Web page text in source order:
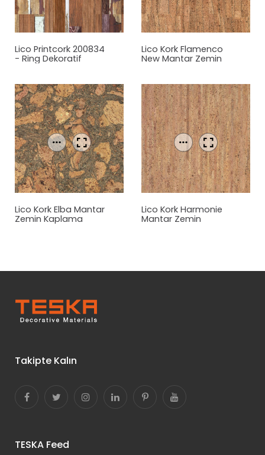
Lico Printcork 200834
- Ring Dekoratif
Lico Kork Flamenco
New Mantar Zemin
Lico Kork Elba Mantar
Zemin Kaplama
Lico Kork Harmonie
Mantar Zemin
Takipte Kalın
TESKA Feed